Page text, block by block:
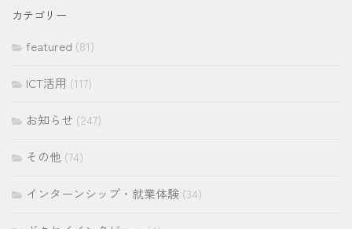
イ
カテゴリー
featured (81)
ICT活用 (117)
お知らせ (247)
その他 (74)
インターンシップ・就業体験 (34)